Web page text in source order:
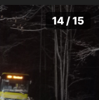
14 / 15